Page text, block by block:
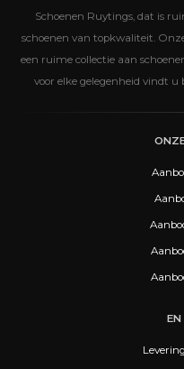
Schoenen Ruytings, dat is
schoenen van topkwaliteit.
een ruime collectie aan
voor elke gelegenheid vindt u
EN